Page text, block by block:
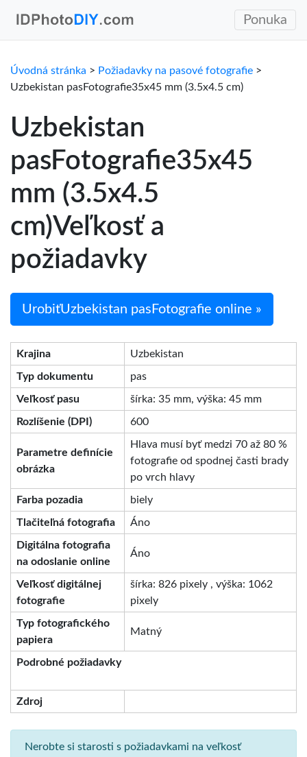
Ponuka
Úvodná stránka > Požiadavky na pasové fotografie >
Uzbekistan pasFotografie35x45 mm (3.5x4.5 cm)
Uzbekistan
pasFotografie35x45
mm (3.5x4.5
cm)Veľkosť a
požiadavky
UrobiťUzbekistan pasFotografie online »
Krajina Uzbekistan
Typ dokumentu pas
Veľkosť pasu šírka: 35 mm, výška: 45 mm
Rozlíšenie (DPI) 600
Parametre definície
obrázka
Hlava musí byť medzi 70 až 80 %
fotografie od spodnej časti brady
po vrch hlavy
Farba pozadia biely
Tlačiteľná fotografia Áno
Digitálna fotografia
na odoslanie online
Áno
Veľkosť digitálnej
fotografie
šírka: 826 pixely , výška: 1062
pixely
Typ fotografického
papiera
Matný
Podrobné požiadavky
Zdroj
Nerobte si starosti s požiadavkami na veľkosť